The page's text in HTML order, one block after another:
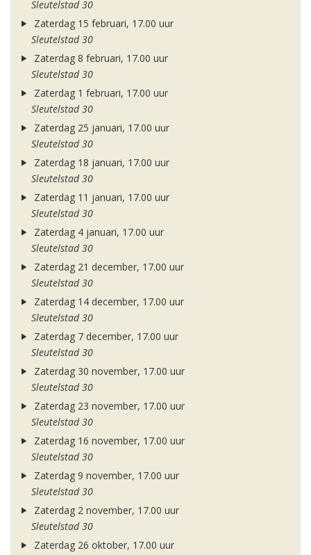
Sleutelstad 30
Zaterdag 15 februari, 17.00 uur
Sleutelstad 30
Zaterdag 8 februari, 17.00 uur
Sleutelstad 30
Zaterdag 1 februari, 17.00 uur
Sleutelstad 30
Zaterdag 25 januari, 17.00 uur
Sleutelstad 30
Zaterdag 18 januari, 17.00 uur
Sleutelstad 30
Zaterdag 11 januari, 17.00 uur
Sleutelstad 30
Zaterdag 4 januari, 17.00 uur
Sleutelstad 30
Zaterdag 21 december, 17.00 uur
Sleutelstad 30
Zaterdag 14 december, 17.00 uur
Sleutelstad 30
Zaterdag 7 december, 17.00 uur
Sleutelstad 30
Zaterdag 30 november, 17.00 uur
Sleutelstad 30
Zaterdag 23 november, 17.00 uur
Sleutelstad 30
Zaterdag 16 november, 17.00 uur
Sleutelstad 30
Zaterdag 9 november, 17.00 uur
Sleutelstad 30
Zaterdag 2 november, 17.00 uur
Sleutelstad 30
Zaterdag 26 oktober, 17.00 uur